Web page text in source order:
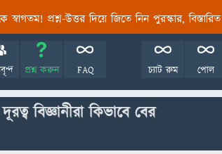
স্বাগতম! প্রশ্ন-উত্তর দিয়ে জিতে নিন পুরস্কার, বিস্তারিত
প্রশ্ন করুন FAQ পোল
চ্যাট রুম
বিজ্ঞানীরা কিভাবে বের